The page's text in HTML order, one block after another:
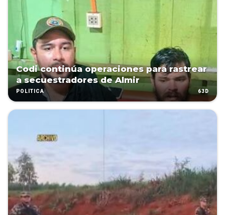
Codi continúa operaciones para rastrear
a secuestradores de Almir
POLÍTICA 63D